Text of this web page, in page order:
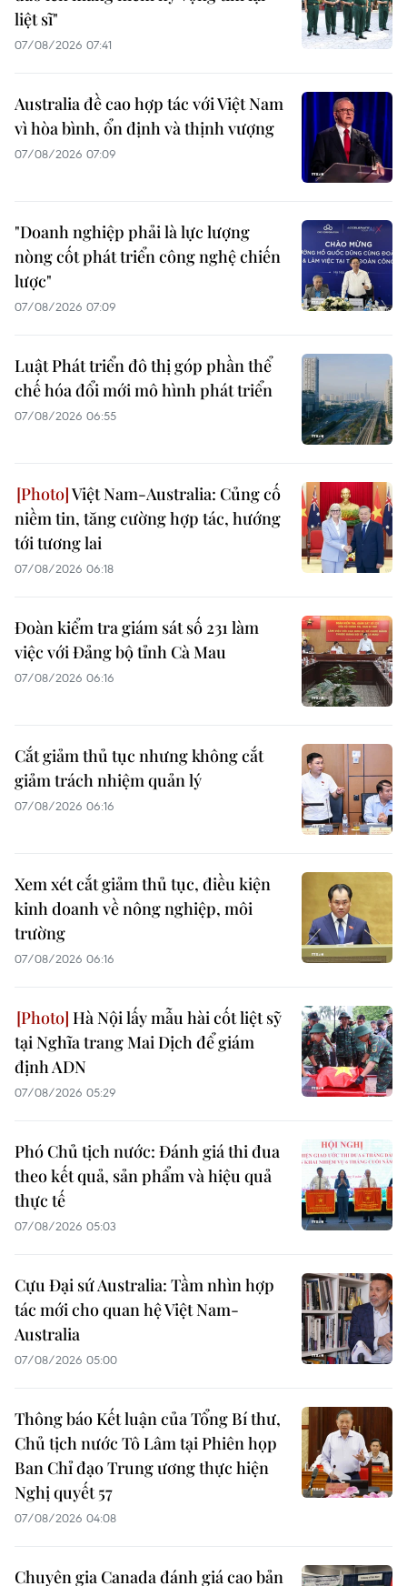
liệt sĩ"
07/08/2026 07:41
Australia đề cao hợp tác với Việt Nam
vì hòa bình, ổn định và thịnh vượng
07/08/2026 07:09
"Doanh nghiệp phải là lực lượng
nòng cốt phát triển công nghệ chiến
lược"
07/08/2026 07:09
Luật Phát triển đô thị góp phần thể
chế hóa đổi mới mô hình phát triển
07/08/2026 06:55
Việt Nam-Australia: Củng cố
niềm tin, tăng cường hợp tác, hướng
tới tương lai
07/08/2026 06:18
Đoàn kiểm tra giám sát số 231 làm
việc với Đảng bộ tỉnh Cà Mau
07/08/2026 06:16
Cắt giảm thủ tục nhưng không cắt
giảm trách nhiệm quản lý
07/08/2026 06:16
Xem xét cắt giảm thủ tục, điều kiện
kinh doanh về nông nghiệp, môi
trường
07/08/2026 06:16
Hà Nội lấy mẫu hài cốt liệt sỹ
tại Nghĩa trang Mai Dịch để giám
định ADN
07/08/2026 05:29
Phó Chủ tịch nước: Đánh giá thi đua
theo kết quả, sản phẩm và hiệu quả
thực tế
07/08/2026 05:03
Cựu Đại sứ Australia: Tầm nhìn hợp
tác mới cho quan hệ Việt Nam-
Australia
07/08/2026 05:00
Thông báo Kết luận của Tổng Bí thư,
Chủ tịch nước Tô Lâm tại Phiên họp
Ban Chỉ đạo Trung ương thực hiện
Nghị quyết 57
07/08/2026 04:08
Chuyên gia Canada đánh giá cao bản